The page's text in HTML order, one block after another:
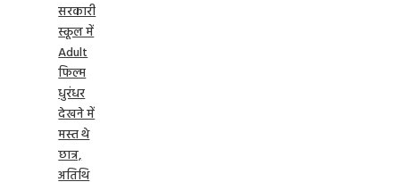
सरकारी
स्कूल में
Adult
फिल्म
धुरंधर
देखने में
मस्त थे
छात्र,
अतिथि